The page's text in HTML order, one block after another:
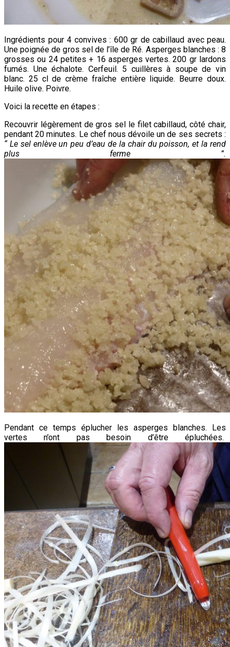
Ingrédients pour 4 convives : 600 gr de cabillaud avec peau.
Une poignée de gros sel de l’île de Ré. Asperges blanches : 8
grosses ou 24 petites + 16 asperges vertes. 200 gr lardons
fumés. Une échalote. Cerfeuil. 5 cuillères à soupe de vin
blanc. 25 cl de crème fraîche entière liquide. Beurre doux.
Huile olive. Poivre.
Voici la recette en étapes :
Recouvrir légèrement de gros sel le filet cabillaud, côté chair,
pendant 20 minutes. Le chef nous dévoile un de ses secrets :
“ Le sel enlève un peu d’eau de la chair du poisson, et la rend
plus ferme ”.
Pendant ce temps éplucher les asperges blanches. Les
vertes n’ont pas besoin d’être épluchées.